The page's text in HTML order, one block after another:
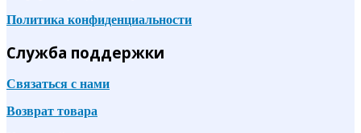
Политика конфиденциальности
Служба поддержки
Связаться с нами
Возврат товара